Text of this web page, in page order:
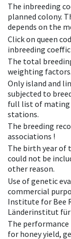
The inbreeding
planned colony.
depends on the
Click on queen
inbreeding
The total
weighting factors.
Only island and
subjected to
full list of mating
stations.
The breeding
associations !
The birth year of
could not be
other reason.
Use of genetic
commercial
Institute for Bee
Länderinstitut für
The performance
for honey yield,